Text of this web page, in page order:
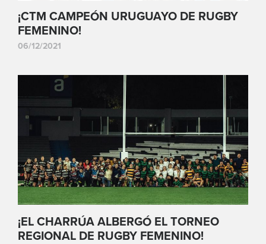
¡CTM CAMPEÓN URUGUAYO DE RUGBY
FEMENINO!
06/12/2021
¡EL CHARRÚA ALBERGÓ EL TORNEO
REGIONAL DE RUGBY FEMENINO!